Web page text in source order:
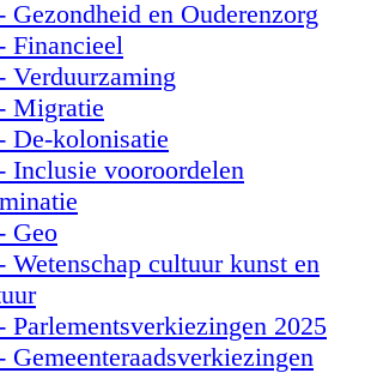
en Ouderenzorg
kolonisatie
vooroordelen
cultuur kunst en
2025